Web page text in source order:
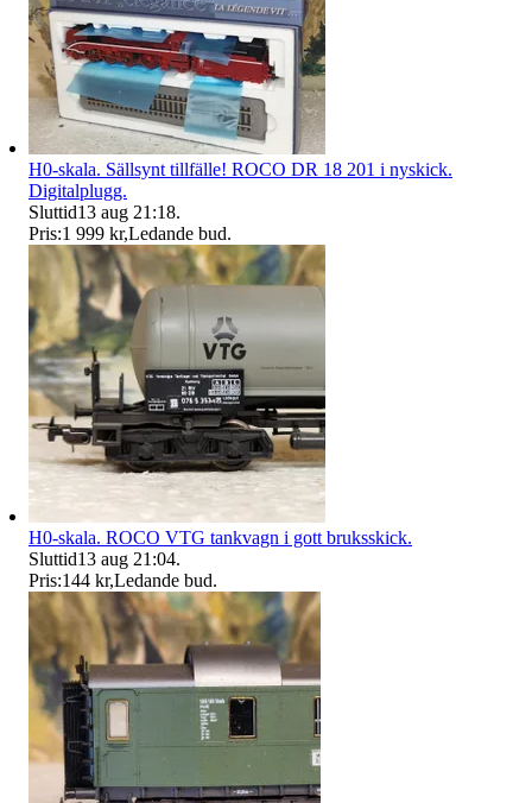
H0-skala. Sällsynt tillfälle! ROCO DR 18 201 i nyskick.
Digitalplugg.
Sluttid13 aug 21:18.
Pris:1 999 kr,Ledande bud.
H0-skala. ROCO VTG tankvagn i gott bruksskick.
Sluttid13 aug 21:04.
Pris:144 kr,Ledande bud.